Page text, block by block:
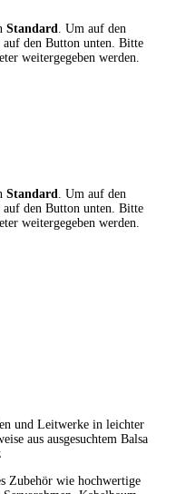
Standard . Um auf den
den Button unten. Bitte
weitergegeben werden.
Standard . Um auf den
den Button unten. Bitte
weitergegeben werden.
und Leitwerke in leichter
aus ausgesuchtem Balsa
Zubehör wie hochwertige